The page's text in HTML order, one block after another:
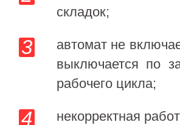
складок;
автомат не
выключается по
рабочего цикла;
некорректная